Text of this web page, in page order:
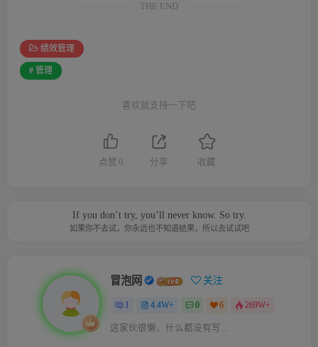
THE END
绩效管理
# 管理
喜欢就支持一下吧
点赞 0 分享 收藏
If you don’t try, you’ll never know. So try.
如果你不去试，你永远也不知道结果，所以去试试吧
冒泡网 关注
1 4.4W+ 0 6 269W+
这家伙很懒，什么都没有写...